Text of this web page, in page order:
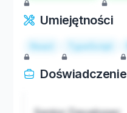
Umiejętności
React TypeScript
Doświadczenie